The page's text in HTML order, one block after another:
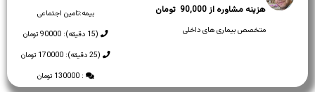
بیمه:تامین اجتماعی
(15 دقیقه): 90000 تومان
(25 دقیقه): 170000 تومان
: 130000 تومان
90,000
متخصص بیماری های داخلی